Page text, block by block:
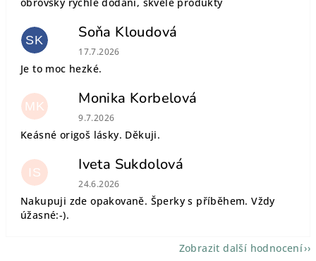
SK Soňa Kloudová
Hodnocení obchodu je 5 z 5 hvězdiček.
17.7.2026
Je to moc hezké.
MK Monika Korbelová
Hodnocení obchodu je 5 z 5 hvězdiček.
9.7.2026
Keásné origoš lásky. Děkuji.
IS Iveta Sukdolová
Hodnocení obchodu je 5 z 5 hvězdiček.
24.6.2026
Nakupuji zde opakovaně. Šperky s příběhem. Vždy
úžasné:-).
Zobrazit další hodnocení